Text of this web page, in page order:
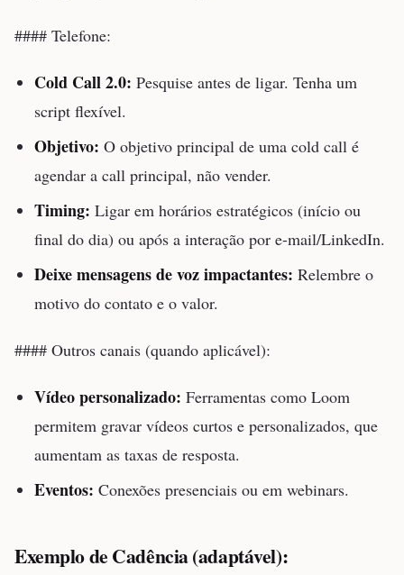
#### Telefone:
Cold Call 2.0: Pesquise antes de ligar. Tenha um
script flexível.
Objetivo: O objetivo principal de uma cold call é
agendar a call principal, não vender.
Timing: Ligar em horários estratégicos (início ou
final do dia) ou após a interação por e-mail/LinkedIn.
Deixe mensagens de voz impactantes: Relembre o
motivo do contato e o valor.
#### Outros canais (quando aplicável):
Vídeo personalizado: Ferramentas como Loom
permitem gravar vídeos curtos e personalizados, que
aumentam as taxas de resposta.
Eventos: Conexões presenciais ou em webinars.
Exemplo de Cadência (adaptável):